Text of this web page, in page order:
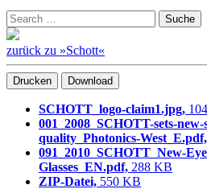
Suchen
nach:
Suche
zurück zu »Schott«
Drucken Download
SCHOTT_logo-claim1.jpg,
001_2008_SCHOTT-sets-
quality_Photonics-West_E.pdf,
091_2010_SCHOTT_New-
Glasses_EN.pdf, 288 KB
ZIP-Datei, 550 KB